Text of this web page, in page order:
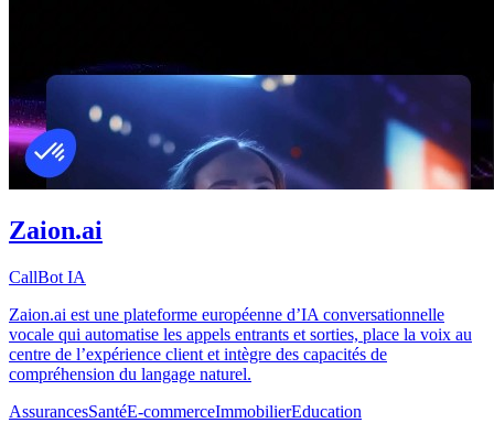
Zaion.ai
CallBot IA
Zaion.ai est une plateforme européenne d’IA conversationnelle
vocale qui automatise les appels entrants et sorties, place la voix au
centre de l’expérience client et intègre des capacités de
compréhension du langage naturel.
AssurancesSantéE-commerceImmobilierEducation